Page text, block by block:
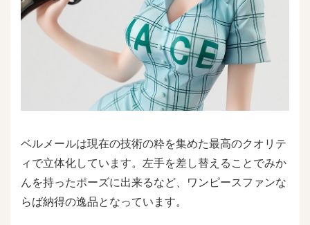
ベルメールは現在の技術の粋を集めた最高のクオリテ
ィで立体化しています。左手を差し替えることでみか
んを持ったポーズに出来るなど、ワンピースファンな
らば納得の逸品となっています。